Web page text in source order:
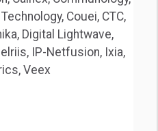
Couei, CTC,
Digital Lightwave,
IP-Netfusion, Ixia,
Veex